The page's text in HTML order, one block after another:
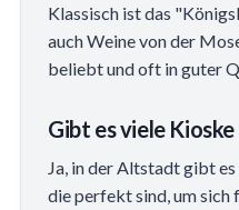
Klassisch ist das
auch Weine von der
beliebt und oft in guter
Gibt es viele
Ja, in der Altstadt gibt
die perfekt sind, um sich